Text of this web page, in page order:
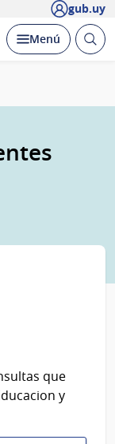
gub.uy
Desplegar
Menú Abrir
que
y